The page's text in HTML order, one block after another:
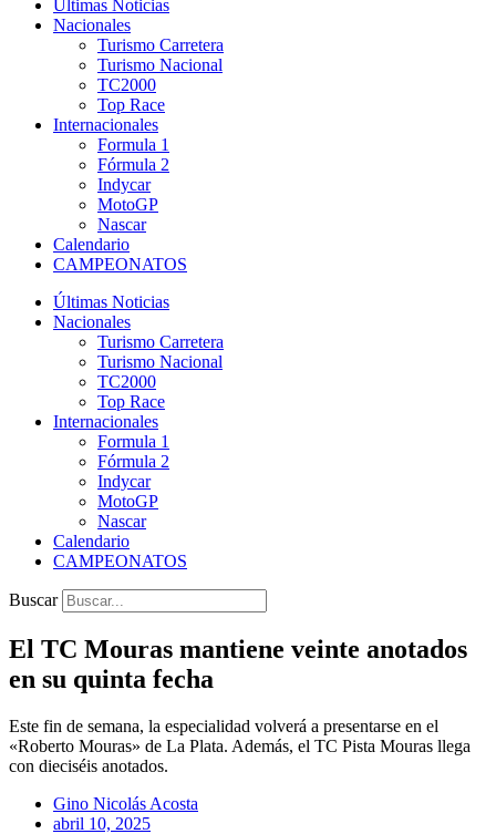
Últimas Noticias
Nacionales
Turismo Carretera
Turismo Nacional
TC2000
Top Race
Internacionales
Formula 1
Fórmula 2
Indycar
MotoGP
Nascar
Calendario
CAMPEONATOS
Últimas Noticias
Nacionales
Turismo Carretera
Turismo Nacional
TC2000
Top Race
Internacionales
Formula 1
Fórmula 2
Indycar
MotoGP
Nascar
Calendario
CAMPEONATOS
Buscar
El TC Mouras mantiene veinte anotados
en su quinta fecha
Este fin de semana, la especialidad volverá a presentarse en el
«Roberto Mouras» de La Plata. Además, el TC Pista Mouras llega
con dieciséis anotados.
Gino Nicolás Acosta
abril 10, 2025